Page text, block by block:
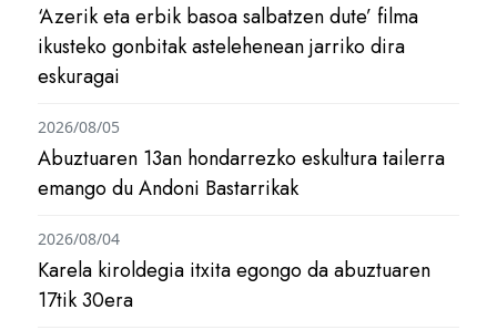
‘Azerik eta erbik basoa salbatzen dute’ filma
ikusteko gonbitak astelehenean jarriko dira
eskuragai
Abuztuaren 13an hondarrezko eskultura tailerra
emango du Andoni Bastarrikak
2026/08/05
Karela kiroldegia itxita egongo da abuztuaren
17tik 30era
2026/08/04